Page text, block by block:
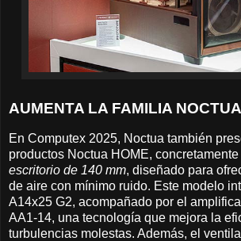
AUMENTA LA FAMILIA
En Computex 2025, Noctua también
productos Noctua HOME, concretamente
escritorio de 140 mm, diseñado para
de aire con mínimo ruido. Este modelo
A14x25 G2, acompañado por el
AA1-14, una tecnología que mejora la
turbulencias molestas. Además, el